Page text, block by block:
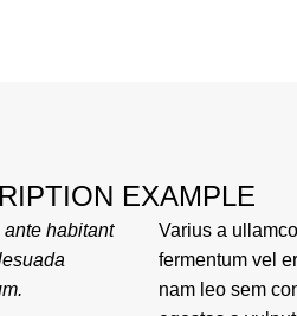
EXAMPLE
habitant
Varius a
fermentum vel
nam leo sem